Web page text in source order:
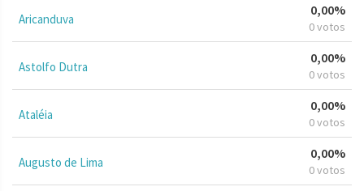
Aricanduva
0,00%
0 votos
Astolfo Dutra
0,00%
0 votos
Ataléia
0,00%
0 votos
Augusto de Lima
0,00%
0 votos